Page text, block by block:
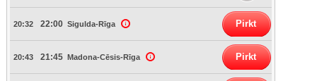
20:32 22:00 Sigulda-Rīga Pirkt
20:43 21:45 Madona-Cēsis-Rīga Pirkt